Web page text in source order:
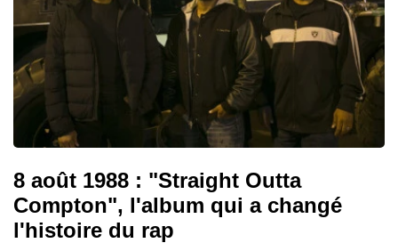
8 août 1988 : "Straight Outta
Compton", l'album qui a changé
l'histoire du rap